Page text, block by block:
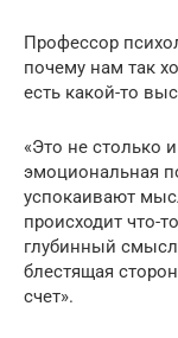
Профессор
почему нам так
есть какой-то
«Это не столько
эмоциональная
успокаивают
происходит что-
глубинный
блестящая
счет».